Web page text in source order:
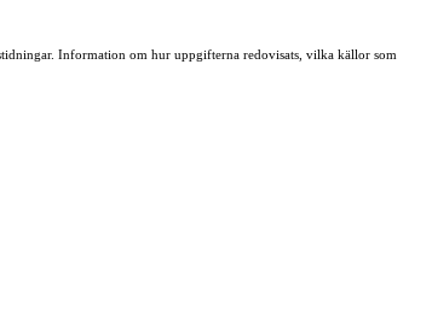
Information om hur uppgifterna redovisats, vilka källor som